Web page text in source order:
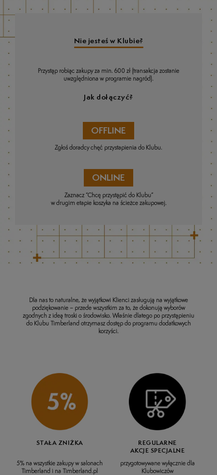
Nie jesteś w Klubie?
Przystąp robiąc zakupy za min. 600 zł (transakcja zostanie
uwzględniona w programie nagród).
Jak dołączyć?
OFFLINE
Zgłoś doradcy chęć przystapienia do Klubu.
ONLINE
Zaznacz “Chcę przystąpić do Klubu”
w drugim etapie koszyka na ścieżce zakupowej.
Dla nas to naturalne, że wyjątkowi Klienci zasługują na wyjątkowe
podziękowanie – przede wszystkim za to, że dokonują wyborów
zgodnych z ideą troski o środowisko. Właśnie dlatego po przystąpieniu
do Klubu Timberland otrzymasz dostęp do programu dodatkowych
korzyści.
STAŁA ZNIŻKA
5% na wszystkie zakupy w salonach
Timberland i na Timberland.pl
REGULARNE
AKCJE SPECJALNE
przygotowywane wyłącznie dla
Klubowiczów